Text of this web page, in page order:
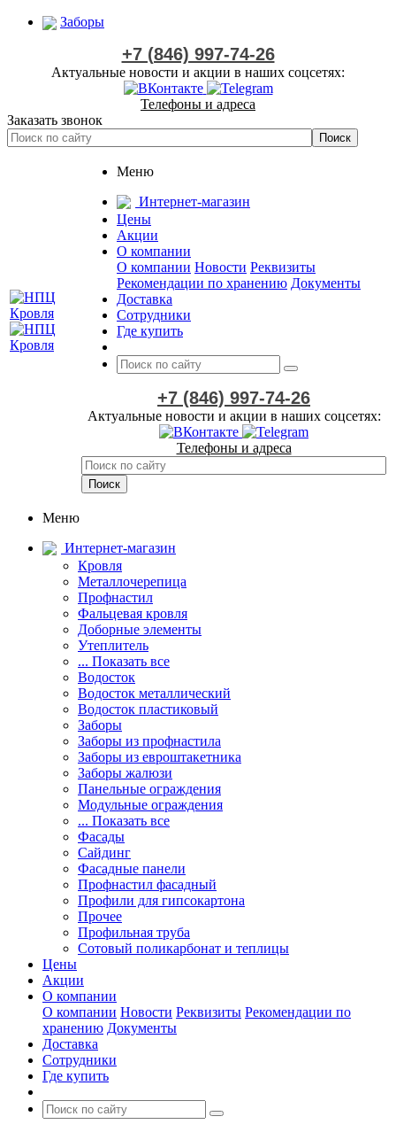
Заборы
+7 (846) 997-74-26
Актуальные новости и акции в наших соцсетях:
Телефоны и адреса
Заказать звонок
Меню
Интернет-магазин
Цены
Акции
О компании
О компании Новости Реквизиты
Рекомендации по хранению Документы
Доставка
Сотрудники
Где купить
+7 (846) 997-74-26
Актуальные новости и акции в наших соцсетях:
Телефоны и адреса
Меню
Интернет-магазин
Кровля
Металлочерепица
Профнастил
Фальцевая кровля
Доборные элементы
Утеплитель
... Показать все
Водосток
Водосток металлический
Водосток пластиковый
Заборы
Заборы из профнастила
Заборы из евроштакетника
Заборы жалюзи
Панельные ограждения
Модульные ограждения
... Показать все
Фасады
Сайдинг
Фасадные панели
Профнастил фасадный
Профили для гипсокартона
Прочее
Профильная труба
Сотовый поликарбонат и теплицы
Цены
Акции
О компании
О компании Новости Реквизиты Рекомендации по
хранению Документы
Доставка
Сотрудники
Где купить